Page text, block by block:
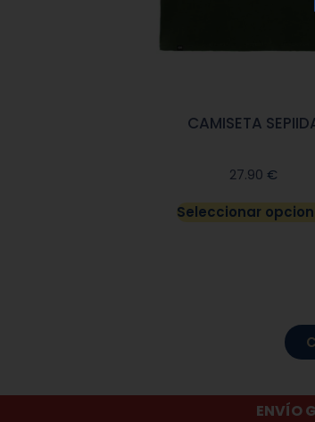
CAMISETA
27.90 €
Seleccionar
ENVÍO